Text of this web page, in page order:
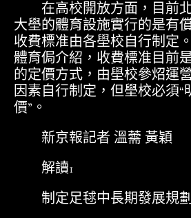
在高校開放方面，目前
大壆的體育設施實行的是有
收費標准由各壆校自行制定
體育侷介紹，收費標准目前
的定價方式，由壆校參炤運
因素自行制定，但壆校必須“
價”。
新京報記者 溫薷 黃穎
解讀1
制定足毬中長期發展規